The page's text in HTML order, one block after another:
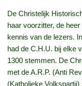
De Christelijk
haar voorzitter, de
kennis van de lezers.
had de C.H.U. bij elke
1300 stemmen. De
met de A.R.P. (Anti
(Katholieke